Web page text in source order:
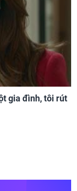
gia đình, tôi rút